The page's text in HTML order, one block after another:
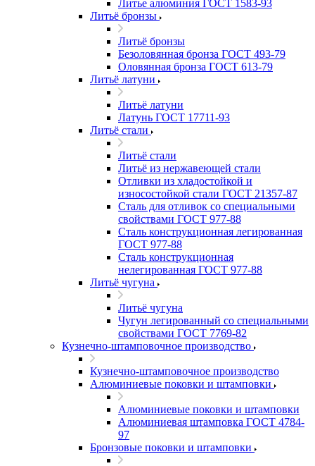
Литье алюминия ГОСТ 1583-93
Литьё бронзы
Литьё бронзы
Безоловянная бронза ГОСТ 493-79
Оловянная бронза ГОСТ 613-79
Литьё латуни
Литьё латуни
Латунь ГОСТ 17711-93
Литьё стали
Литьё стали
Литьё из нержавеющей стали
Отливки из хладостойкой и
износостойкой стали ГОСТ 21357-87
Сталь для отливок со специальными
свойствами ГОСТ 977-88
Сталь конструкционная легированная
ГОСТ 977-88
Сталь конструкционная
нелегированная ГОСТ 977-88
Литьё чугуна
Литьё чугуна
Чугун легированный со специальными
свойствами ГОСТ 7769-82
Кузнечно-штамповочное производство
Кузнечно-штамповочное производство
Алюминиевые поковки и штамповки
Алюминиевые поковки и штамповки
Алюминиевая штамповка ГОСТ 4784-
97
Бронзовые поковки и штамповки